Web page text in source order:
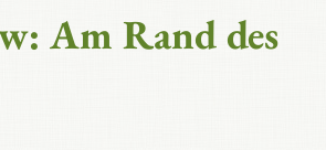
Am Rand des